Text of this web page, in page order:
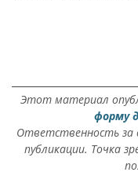
Этот материал
форму
Ответственность за
публикации. Точка